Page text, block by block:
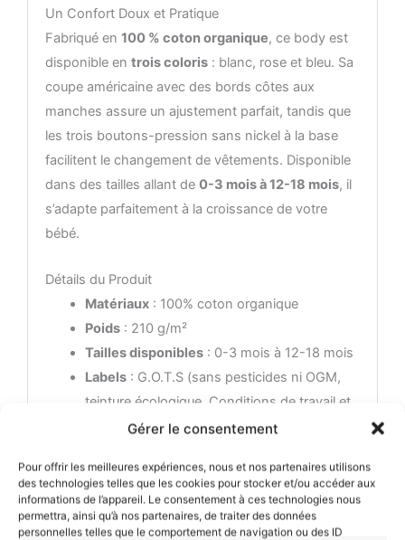
Gérer le consentement
Pour offrir les meilleures expériences, nous et nos partenaires utilisons
des technologies telles que les cookies pour stocker et/ou accéder aux
informations de l’appareil. Le consentement à ces technologies nous
permettra, ainsi qu’à nos partenaires, de traiter des données
personnelles telles que le comportement de navigation ou des ID
Un Confort Doux et Pratique
Fabriqué en 100 % coton organique, ce body est
disponible en trois coloris: blanc, rose et bleu. Sa
coupe américaine avec des bords côtes aux
manches assure un ajustement parfait, tandis que
les trois boutons-pression sans nickel à la base
facilitent le changement de vêtements. Disponible
dans des tailles allant de 0-3 mois à 12-18 mois, il
s’adapte parfaitement à la croissance de votre
bébé.
Détails du Produit
Matériaux: 100% coton organique
Poids: 210 g/m²
Tailles disponibles: 0-3 mois à 12-18 mois
Labels: G.O.T.S (sans pesticides ni OGM,
teinture écologique, Conditions de travail et
salaires décents pour les paysans et les
Entretien: Lavage en machine à froid (max
30°), ne pas repasser sur le visuel, lavage et
repassage sur l’envers